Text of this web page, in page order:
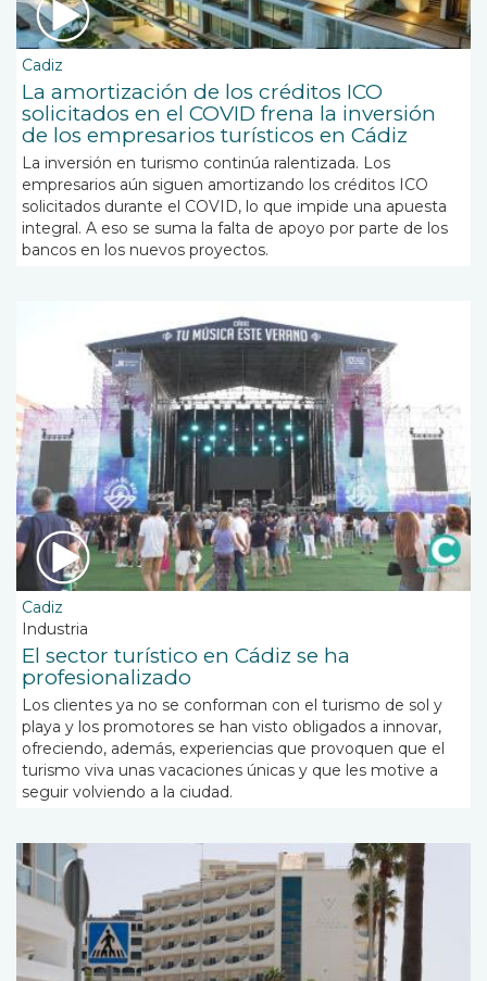
Cadiz
La amortización de los créditos ICO
solicitados en el COVID frena la inversión
de los empresarios turísticos en Cádiz
La inversión en turismo continúa ralentizada. Los
empresarios aún siguen amortizando los créditos ICO
solicitados durante el COVID, lo que impide una apuesta
integral. A eso se suma la falta de apoyo por parte de los
bancos en los nuevos proyectos.
Cadiz
Industria
El sector turístico en Cádiz se ha
profesionalizado
Los clientes ya no se conforman con el turismo de sol y
playa y los promotores se han visto obligados a innovar,
ofreciendo, además, experiencias que provoquen que el
turismo viva unas vacaciones únicas y que les motive a
seguir volviendo a la ciudad.